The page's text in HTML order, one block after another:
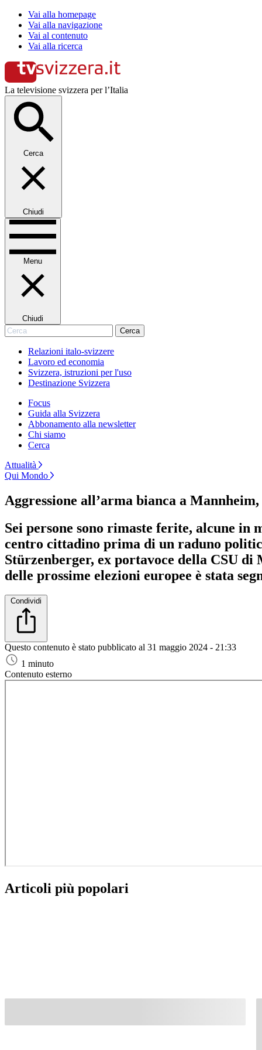
Vai alla homepage
Vai alla navigazione
Vai al contenuto
Vai alla ricerca
La televisione svizzera per l’Italia
Cerca
Chiudi
Menu
Chiudi
Cerca Cerca
Relazioni italo-svizzere
Lavoro ed economia
Svizzera, istruzioni per l'uso
Destinazione Svizzera
Focus
Guida alla Svizzera
Abbonamento alla newsletter
Chi siamo
Cerca
Attualità
Qui Mondo
Aggressione all’arma bianca a
Sei persone sono rimaste ferite, alcune in
centro cittadino prima di un raduno
Stürzenberger, ex portavoce della CSU
delle prossime elezioni europee è stata
Condividi
Questo contenuto è stato pubblicato al 31 maggio 2024 - 21:33
1 minuto
Contenuto esterno
Articoli più popolari